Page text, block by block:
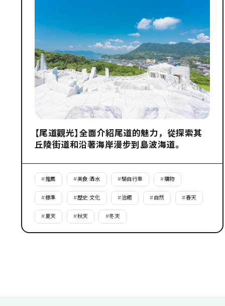
【尾道觀光】全面介紹尾道的魅力，從探索其
丘陵街道和沿著海岸漫步到島波海道。
#推薦 #美食·酒水 #騎自行車 #購物
#標準 #歷史·文化 #治癒 #自然 #春天
#夏天 #秋天 #冬天